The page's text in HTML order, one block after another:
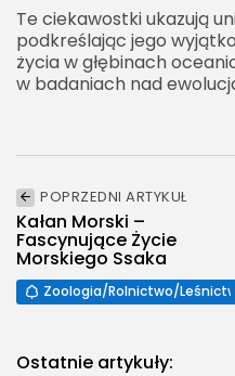
Te ciekawostki ukazują
podkreślając jego
życia w głębinach
w badaniach nad
POPRZEDNI ARTYKUŁ
Kałan Morski –
Fascynujące Życie
Morskiego Ssaka
Zoologia/Rolnictwo/
Ostatnie artykuły: